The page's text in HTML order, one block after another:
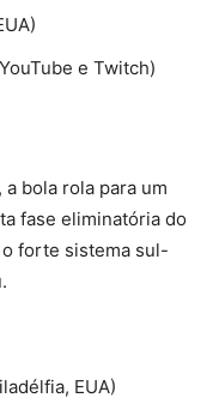
e Twitch)
, a bola rola para um
fase eliminatória do
forte sistema sul-
EUA)